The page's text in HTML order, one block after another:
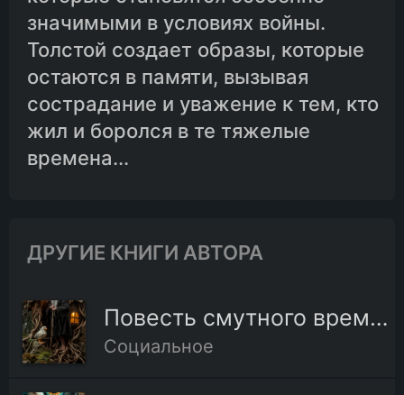
значимыми в условиях войны.
Толстой создает образы, которые
остаются в памяти, вызывая
сострадание и уважение к тем, кто
жил и боролся в те тяжелые
времена...
ДРУГИЕ КНИГИ АВТОРА
Повесть смутного времени
Социальное